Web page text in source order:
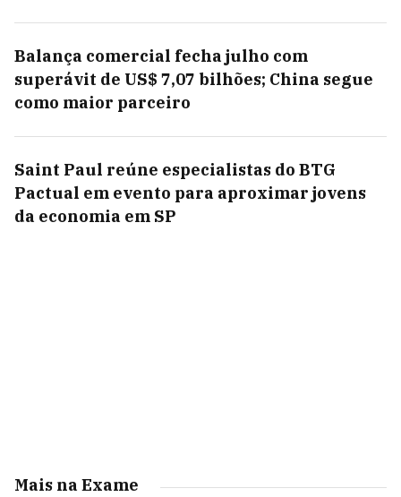
Balança comercial fecha julho com
superávit de US$ 7,07 bilhões; China segue
como maior parceiro
Saint Paul reúne especialistas do BTG
Pactual em evento para aproximar jovens
da economia em SP
Mais na Exame